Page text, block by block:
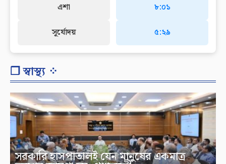
এশা
সূর্যোদয়
৮:০১
৫:২৯
❐ স্বাস্থ্য ⁘
সরকারি হাসপাতালই যেন মানুষের একমাত্র